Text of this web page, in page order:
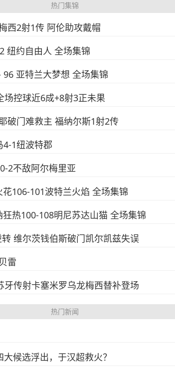
热门集锦
西2射1传 阿伦助攻戴帽
纽约自由人 全场集锦
亚特兰大梦想 全场集锦
控球近6成+8射3正未果
破门难救主 福纳尔斯1射2传
1纽波特郡
2不敌阿尔梅里亚
106-101波特兰火焰 全场集锦
热100-108明尼苏达山猫 全场集锦
维尔茨钱伯斯破门凯尔凯兹失误
雷
传射卡塞米罗乌龙梅西替补登场
热门新闻
候选浮出，于汉超救火？